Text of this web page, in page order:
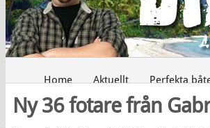
Home Aktuellt Perfekta
Ny 36 fotare från